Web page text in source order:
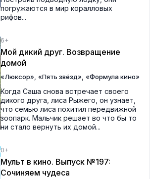
погружаются в мир коралловых
рифов...
6+
Мой дикий друг. Возвращение
домой
«Люксор» «Пять звёзд» «Формула кино»
Когда Саша снова встречает своего
дикого друга, лиса Рыжего, он узнает,
что семью лиса похитил передвижной
зоопарк. Мальчик решает во что бы то
ни стало вернуть их домой...
0+
Мульт в кино. Выпуск №197:
Сочиняем чудеса